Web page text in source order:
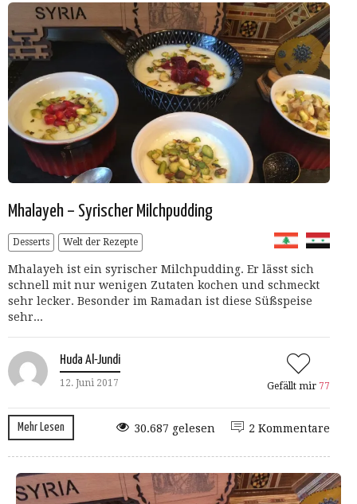
Mhalayeh – Syrischer Milchpudding
Desserts Welt der Rezepte
Mhalayeh ist ein syrischer Milchpudding. Er lässt sich
schnell mit nur wenigen Zutaten kochen und schmeckt
sehr lecker. Besonder im Ramadan ist diese Süßspeise
sehr...
Huda Al-Jundi
12. Juni 2017 Gefällt mir 77
Mehr Lesen 2 Kommentare
30.687 gelesen